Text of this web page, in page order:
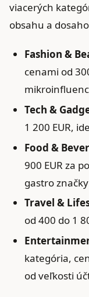
viacerých
obsahu a
Fashion &
cenami od
Tech &
1 200 EUR,
Food &
900 EUR za
gastro
Travel &
od 400 do 1
kategória,
od veľkosti